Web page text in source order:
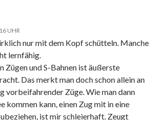
UHR
nur mit dem Kopf schütteln. Manche
lernfähig.
Zügen und S-Bahnen ist äußerste
Das merkt man doch schon allein an
vorbeifahrender Züge. Wie man dann
kommen kann, einen Zug mit in eine
ist mir schleierhaft. Zeugt